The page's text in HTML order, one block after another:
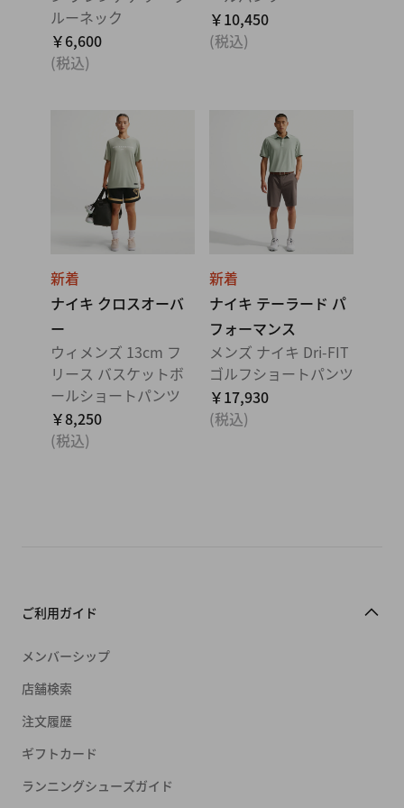
ルーネック
￥6,600
(税込)
￥10,450
(税込)
新着
ナイキ クロスオーバ
ー
ウィメンズ 13cm フ
リース バスケットボ
ールショートパンツ
￥8,250
(税込)
新着
ナイキ テーラード パ
フォーマンス
メンズ ナイキ Dri-FIT
ゴルフショートパンツ
￥17,930
(税込)
ご利用ガイド
メンバーシップ
店舗検索
注文履歴
ギフトカード
ランニングシューズガイド